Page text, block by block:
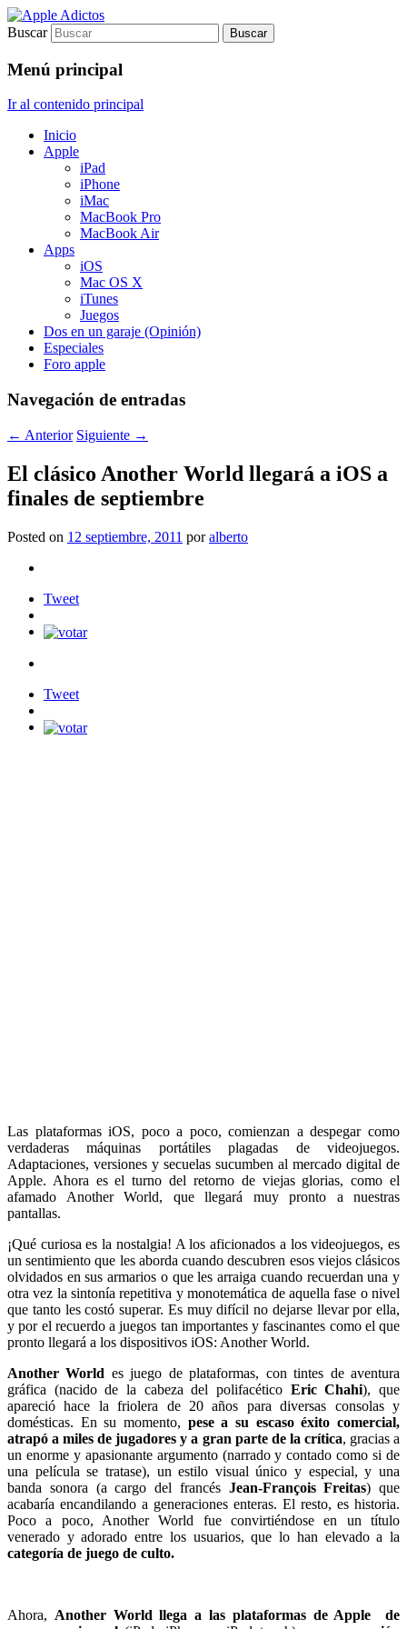
Apple Adictos
Sólo para auténticos adictos a Apple
Buscar
Menú principal
Ir al contenido principal
Inicio
Apple
iPad
iPhone
iMac
MacBook Pro
MacBook Air
Apps
iOS
Mac OS X
iTunes
Juegos
Dos en un garaje (Opinión)
Especiales
Foro apple
Navegación de entradas
← Anterior Siguiente →
El clásico Another World llegará a iOS a
finales de septiembre
Posted on 12 septiembre, 2011 poralberto
Tweet
Tweet
Las plataformas iOS, poco a poco, comienzan a despegar como
verdaderas máquinas portátiles plagadas de videojuegos.
Adaptaciones, versiones y secuelas sucumben al mercado digital de
Apple. Ahora es el turno del retorno de viejas glorias, como el
afamado Another World, que llegará muy pronto a nuestras
pantallas.
¡Qué curiosa es la nostalgia! A los aficionados a los videojuegos, es
un sentimiento que les aborda cuando descubren esos viejos clásicos
olvidados en sus armarios o que les arraiga cuando recuerdan una y
otra vez la sintonía repetitiva y monotemática de aquella fase o nivel
que tanto les costó superar. Es muy difícil no dejarse llevar por ella,
y por el recuerdo a juegos tan importantes y fascinantes como el que
pronto llegará a los dispositivos iOS: Another World.
Another World es juego de plataformas, con tintes de aventura
gráfica (nacido de la cabeza del polifacético Eric Chahi), que
apareció hace la friolera de 20 años para diversas consolas y
domésticas. En su momento, pese a su escaso éxito comercial,
atrapó a miles de jugadores y a gran parte de la crítica, gracias a
un enorme y apasionante argumento (narrado y contado como si de
una película se tratase), un estilo visual único y especial, y una
banda sonora (a cargo del francésJean-François Freitas) que
acabaría encandilando a generaciones enteras. El resto, es historia.
Poco a poco, Another World fue convirtiéndose en un título
venerado y adorado entre los usuarios, que lo han elevado a la
categoría de juego de culto.
Ahora, Another World llega a las plataformas de Apple de